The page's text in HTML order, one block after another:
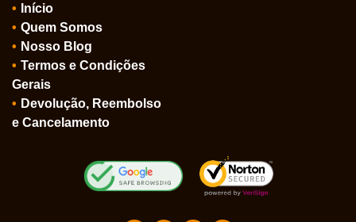
Início
Quem Somos
Nosso Blog
Termos e Condições
Gerais
Devolução, Reembolso
e Cancelamento